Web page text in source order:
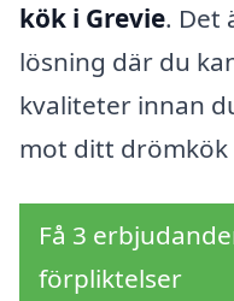
kök i Grevie. Det
lösning där du
kvaliteter innan
mot ditt drömkök
Få 3
förpliktelser